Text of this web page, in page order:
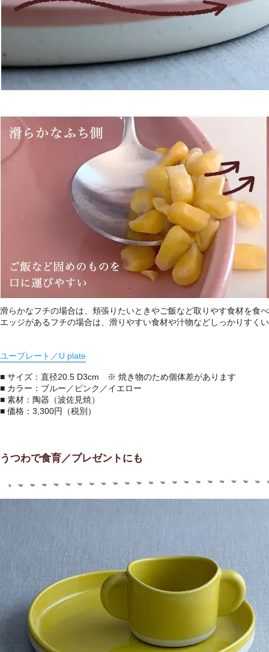
滑らかなフチの場合は、頬張りたいときやご飯など取りやす食材を食
エッジがあるフチの場合は、滑りやすい食材や汁物などしっかりすく
ユープレート／U plate
■ サイズ：直径20.5 D3cm ※ 焼き物のため個体差があります
■ カラー：ブルー／ピンク／イエロー
■ 素材：陶器（波佐見焼）
■ 価格：3,300円（税別）
うつわで食育／プレゼントにも